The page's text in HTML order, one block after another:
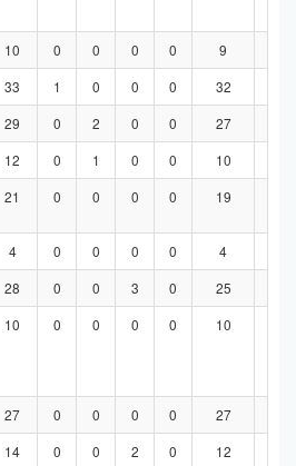
10 0 0 0 0 9
33 1 0 0 0 32
29 0 2 0 0 27
12 0 1 0 0 10
21 0 0 0 0 19
4 0 0 0 0 4
28 0 0 3 0 25
10 0 0 0 0 10
27 0 0 0 0 27
14 0 0 2 0 12